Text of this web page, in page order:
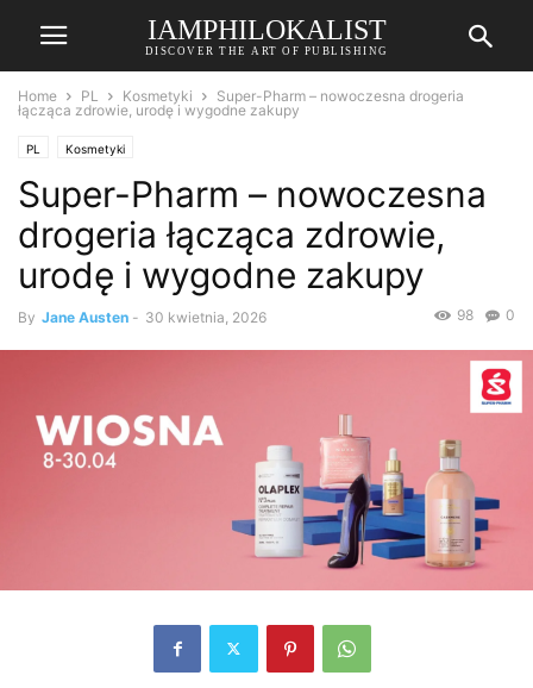
IAMPHILOKALIST
DISCOVER THE ART OF PUBLISHING
Home PL Kosmetyki
Super-Pharm – nowoczesna drogeria
łącząca zdrowie, urodę i wygodne zakupy
PL Kosmetyki
Super-Pharm – nowoczesna
drogeria łącząca zdrowie,
urodę i wygodne zakupy
By Jane Austen - 30 kwietnia, 2026 0
98